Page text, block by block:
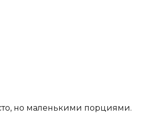
но маленькими порциями.